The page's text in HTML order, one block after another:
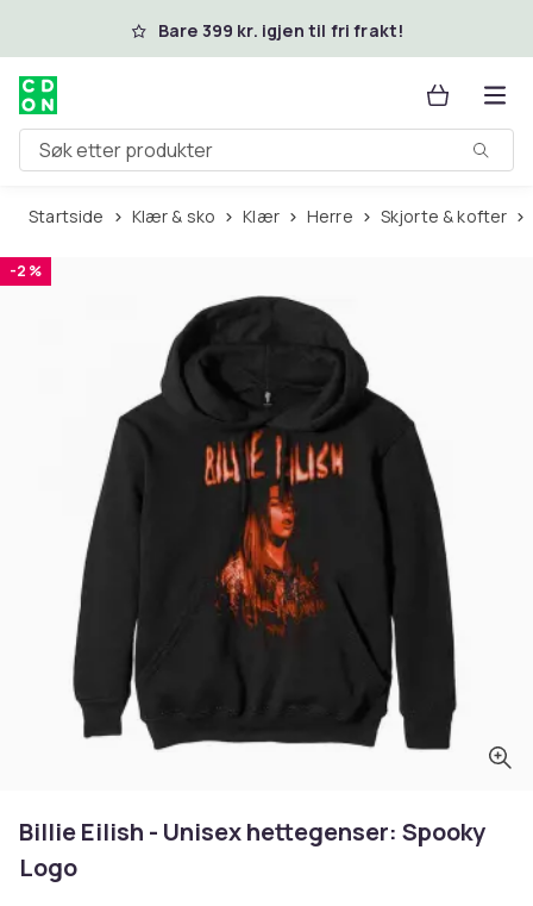
Hopp til hovedinnholdBare 399 kr. igjen til fri frakt!
Søk etter produkter
Startside Klær & sko Klær Herre Skjorte & kofter
-2 %
Billie Eilish - Unisex hettegenser: Spooky
Logo